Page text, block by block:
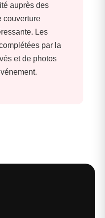
auprès des
couverture
Les
par la
et de photos